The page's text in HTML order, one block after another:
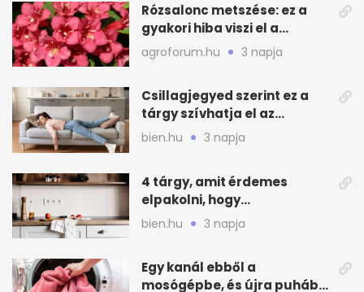
Rózsalonc metszése: ez a
gyakori hiba viszi el a
virágzást
agroforum.hu 3 napja
Csillagjegyed szerint ez a
tárgy szívhatja el az
otthonod energiáját
bien.hu 3 napja
4 tárgy, amit érdemes
elpakolni, hogy
hűvösebbnek tűnjön a lakás
bien.hu 3 napja
Egy kanál ebből a
mosógépbe, és újra puhább